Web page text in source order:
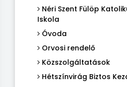
Néri Szent Fülöp
Iskola
Óvoda
Orvosi rendelő
Közszolgáltatások
Hétszínvirág Biztos